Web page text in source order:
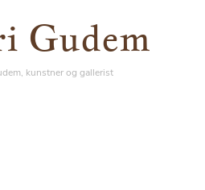
Gudem
kunstner og gallerist